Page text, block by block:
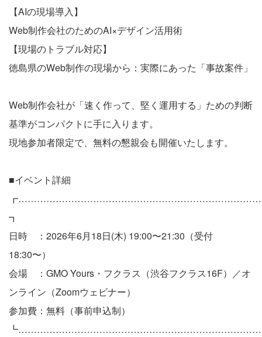
【AIの現場導入】
Web制作会社のためのAI×デザイン活用術
【現場のトラブル対応】
徳島県のWeb制作の現場から：実際にあった「事故案件」
Web制作会社が「速く作って、堅く運用する」ための判断
基準がコンパクトに手に入ります。
現地参加者限定で、無料の懇親会も開催いたします。
■イベント詳細
┓
日時 ：2026年6月18日(木) 19:00〜21:30（受付
18:30〜）
会場 ：GMO Yours・フクラス（渋谷フクラス16F）／オ
ンライン（Zoomウェビナー）
参加費：無料（事前申込制）